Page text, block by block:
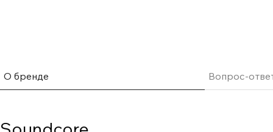
давят на уши. 4-ступенчатая система шумоподавления.
Задействуются все 6 микрофонов для определения и
обеспечивает лучшее пассивное шумоподавление.
О бренде Вопрос-